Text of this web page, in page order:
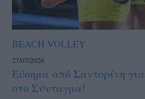
BEACH VOLLEY
27/07/2026
Εύσημα από Σαντορίνη
στο Σύνταγμα!